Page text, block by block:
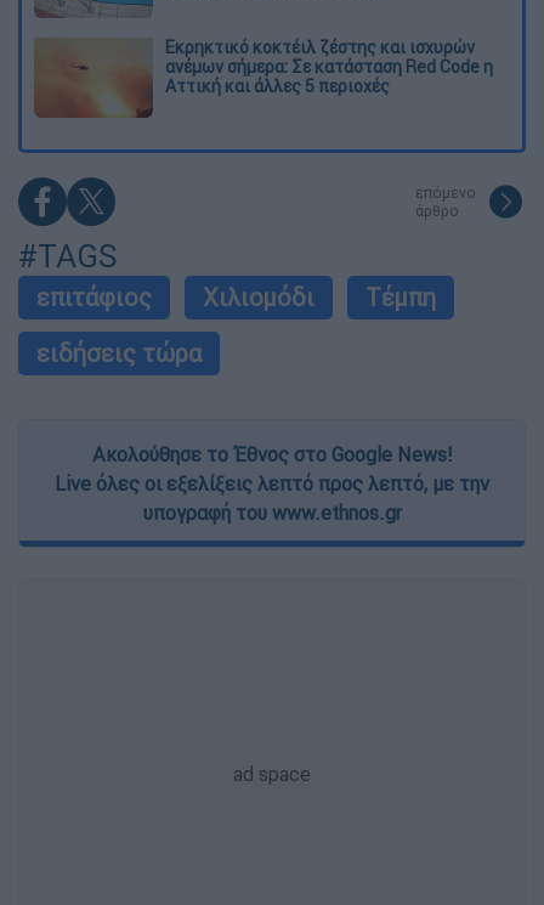
Εκρηκτικό κοκτέιλ ζέστης και ισχυρών
ανέμων σήμερα: Σε κατάσταση Red Code η
Αττική και άλλες 5 περιοχές
επόμενο
άρθρο
#TAGS
επιτάφιος Χιλιομόδι
Τέμπη
ειδήσεις τώρα
Ακολούθησε το Έθνος στο Google News!
Live όλες οι εξελίξεις λεπτό προς λεπτό, με την
υπογραφή του www.ethnos.gr